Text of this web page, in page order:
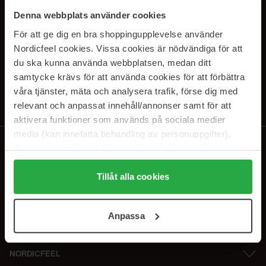
Denna webbplats använder cookies
För att ge dig en bra shoppingupplevelse använder
Nordicfeel cookies. Vissa cookies är nödvändiga för att
du ska kunna använda webbplatsen, medan ditt
samtycke krävs för att använda cookies för att förbättra
våra tjänster, mäta och analysera trafik, förse dig med
relevant och anpassat innehåll/annonser samt för att
aktivera funktioner som används på sociala medier
media (kan innefatta behandling av personuppgifter).
Genom att trycka på "Tillåt alla cookies" accepterar du
alla cookies, medan du under "Detaljer" kan anpassa
användningen av cookies. Du kan när som helst återkalla
samt vår Integritetspolicy.
Tillåt alla cookies
Anpassa
SUBSCRIBE TO OUR
NEWSLETTER
E-postadresse
Ved å abonnere godtar du vårpersonvernerklæring. Du kan melde deg
NORDICFEEL